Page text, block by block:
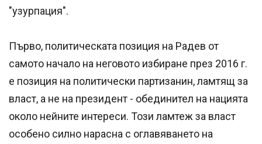
"узурпация".
Първо, политическата позиция на Радев от
самото начало на неговото избиране през 2016 г.
е позиция на политически партизанин, ламтящ за
власт, а не на президент - обединител на нацията
около нейните интереси. Този ламтеж за власт
особено силно нарасна с оглавяването на